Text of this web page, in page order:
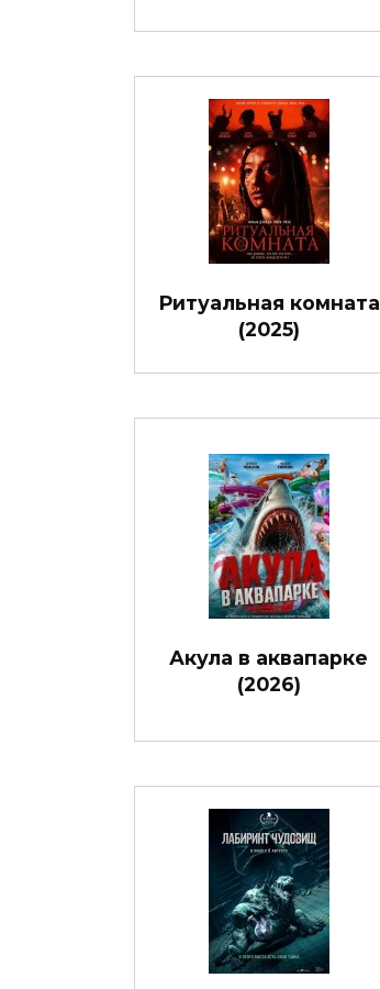
Ритуальная комната
(2025)
Акула в аквапарке
(2026)